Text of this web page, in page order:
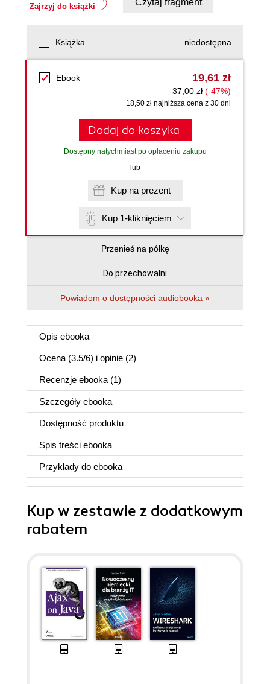
Zajrzyj do książki Czytaj fragment
Książka niedostępna
Ebook 19,61 zł
37,00 zł (-47%)
18,50 zł najniższa cena z 30 dni
Dodaj do koszyka
Dostępny natychmiast po opłaceniu zakupu
lub
Kup na prezent
Kup 1-kliknięciem
Przenieś na półkę
Do przechowalni
Powiadom o dostępności audiobooka »
Opis ebooka
Ocena (3.5/6) i opinie (2)
Recenzje ebooka (1)
Szczegóły ebooka
Dostępność produktu
Spis treści ebooka
Przykłady do ebooka
Kup w zestawie z dodatkowym
rabatem